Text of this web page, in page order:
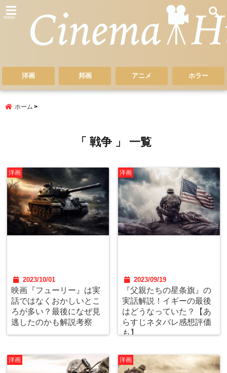
menu
洋画 邦画 アニメ ホラー
ホーム
「 戦争 」 一覧
洋画
2023/10/01
映画『フューリー』は実
話ではなくおかしいとこ
ろが多い？最後になぜ見
逃したのかも解説考察
洋画
2023/09/19
『父親たちの星条旗』の
実話解説！イギーの最後
はどうなっていた？【あ
らすじネタバレ感想評価
も】
洋画 洋画